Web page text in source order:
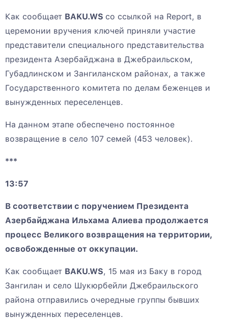
Как сообщает BAKU.WS со ссылкой на Report, в
церемонии вручения ключей приняли участие
представители специального представительства
президента Азербайджана в Джебраильском,
Губадлинском и Зангиланском районах, а также
Государственного комитета по делам беженцев и
вынужденных переселенцев.
На данном этапе обеспечено постоянное
возвращение в село 107 семей (453 человек).
***
13:57
В соответствии с поручением Президента
Азербайджана Ильхама Алиева продолжается
процесс Великого возвращения на территории,
освобожденные от оккупации.
Как сообщает BAKU.WS, 15 мая из Баку в город
Зангилан и село Шукюрбейли Джебраильского
района отправились очередные группы бывших
вынужденных переселенцев.